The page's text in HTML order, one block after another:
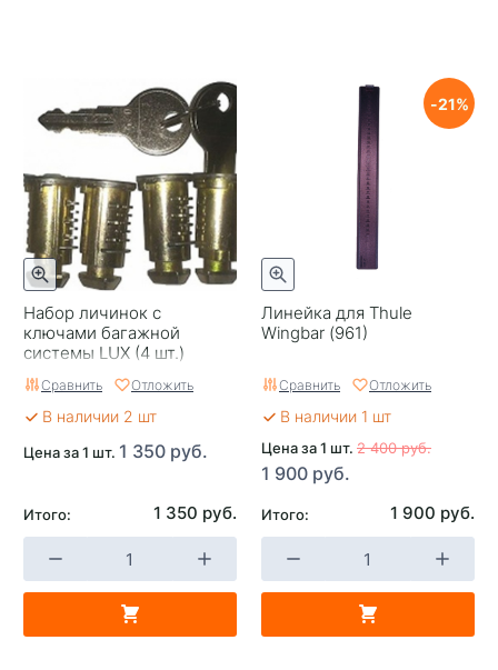
Набор личинок с
ключами багажной
системы LUX (4 шт.)
Сравнить Отложить
В наличии 2 шт
Цена за 1 шт. 1 350 руб.
Итого: 1 350 руб.
Линейка для Thule
Wingbar (961)
21
Сравнить Отложить
В наличии 1 шт
Цена за 1 шт. 2 400 руб.
1 900 руб.
Итого: 1 900 руб.